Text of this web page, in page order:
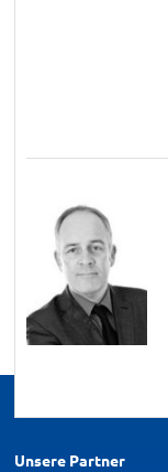
Unsere Partner